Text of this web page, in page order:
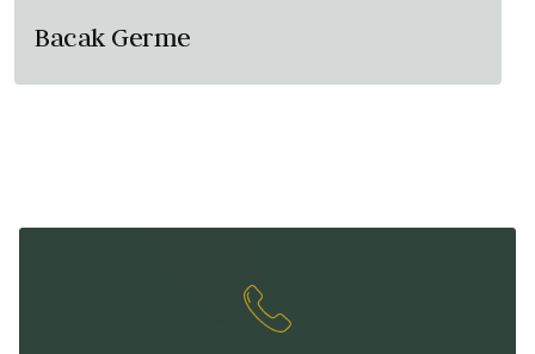
Bacak Germe